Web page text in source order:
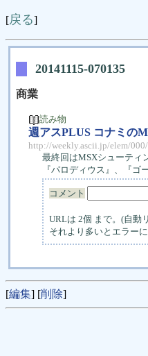
[戻る]
20141115-070135
商業
読み物
週アスPLUS コナミの
http://weekly.ascii.jp/elem/
最終回はMSXシューティ
『パロディウス』、『
コメント
URLは 2個 まで。(自動
それより多いとエラー
[編集] [削除]